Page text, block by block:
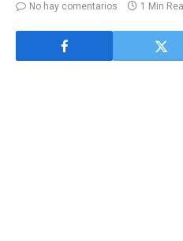
No hay comentarios
1 Min